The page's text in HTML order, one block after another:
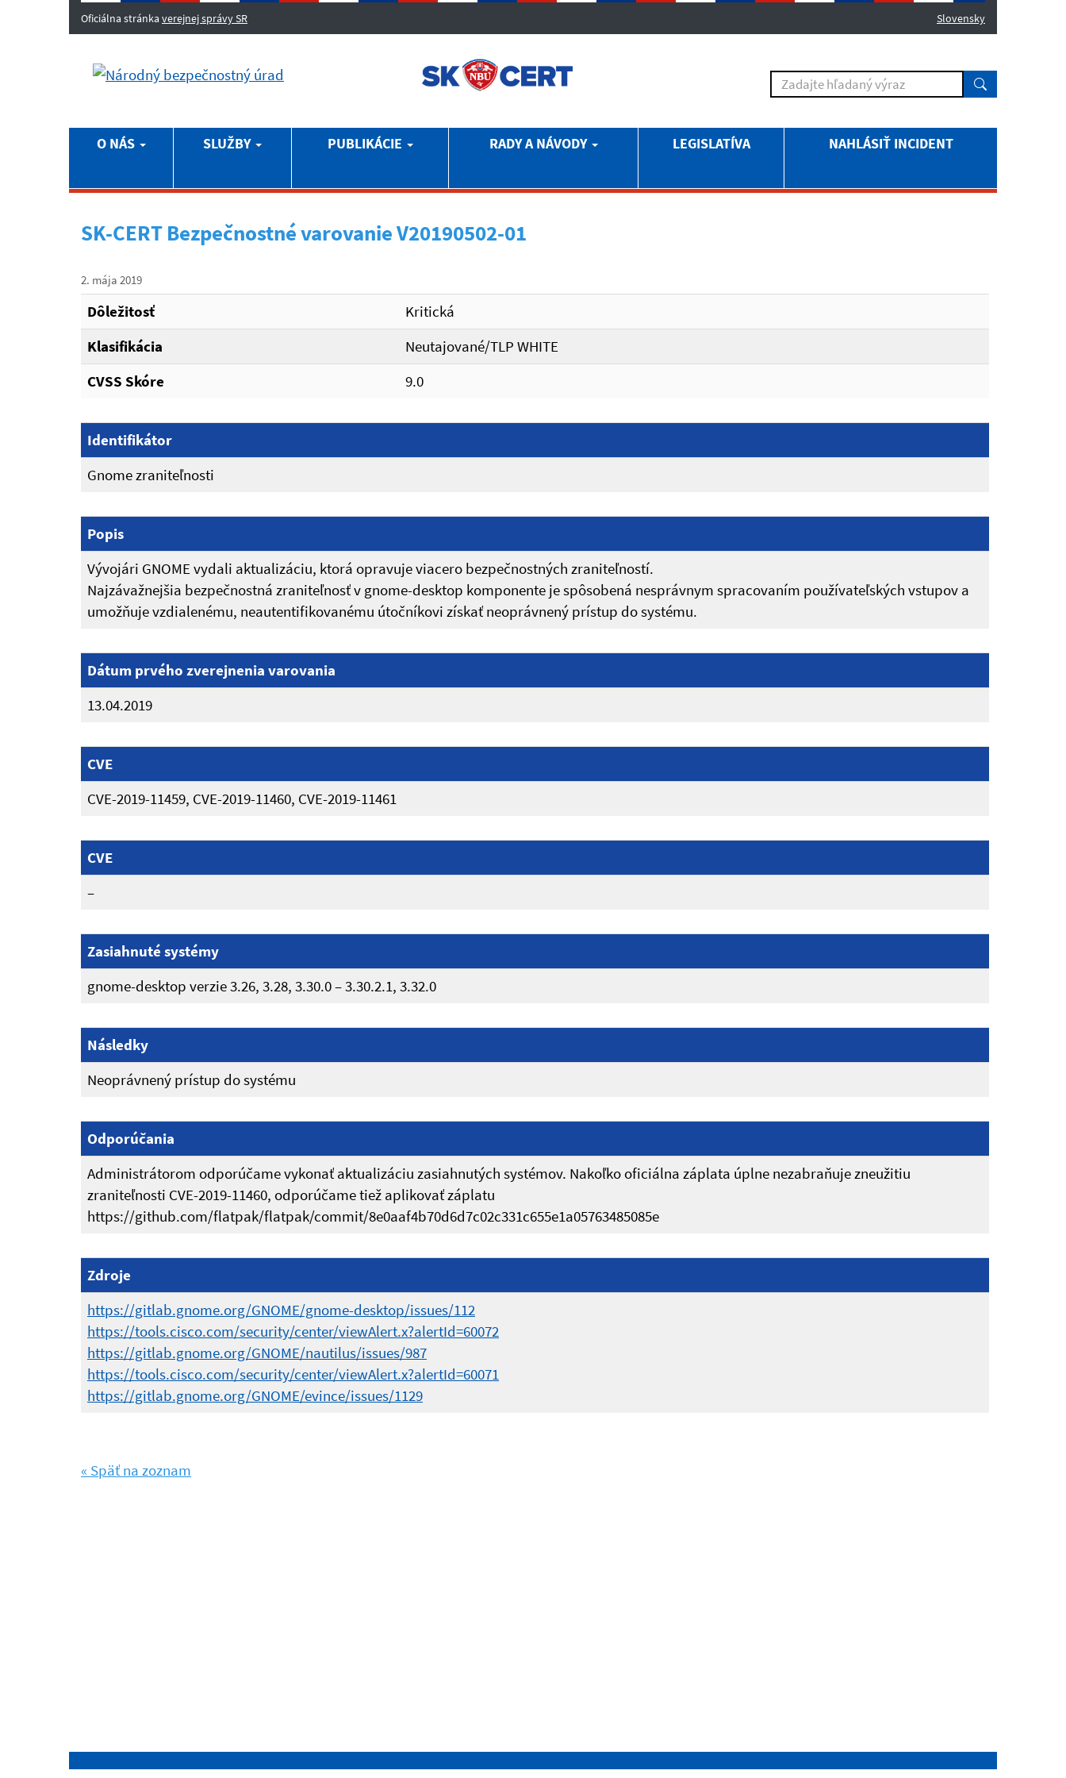
Oficiálna stránka verejnej správy SR Slovensky
O NÁS SLUŽBY PUBLIKÁCIE RADY A NÁVODY LEGISLATÍVA NAHLÁSIŤ INCIDENT
SK-CERT Bezpečnostné varovanie V20190502-01
2. mája 2019
Dôležitosť
Kritická
Klasifikácia
Neutajované/TLP WHITE
CVSS Skóre
9.0
Identifikátor
Gnome zraniteľnosti
Popis
Vývojári GNOME vydali aktualizáciu, ktorá opravuje viacero bezpečnostných zraniteľností.
Najzávažnejšia bezpečnostná zraniteľnosť v gnome-desktop komponente je spôsobená nesprávnym spracovaním používateľských vstupov a
umožňuje vzdialenému, neautentifikovanému útočníkovi získať neoprávnený prístup do systému.
Dátum prvého zverejnenia varovania
13.04.2019
CVE
CVE-2019-11459, CVE-2019-11460, CVE-2019-11461
CVE
–
Zasiahnuté systémy
gnome-desktop verzie 3.26, 3.28, 3.30.0 – 3.30.2.1, 3.32.0
Následky
Neoprávnený prístup do systému
Odporúčania
Administrátorom odporúčame vykonať aktualizáciu zasiahnutých systémov. Nakoľko oficiálna záplata úplne nezabraňuje zneužitiu
zraniteľnosti CVE-2019-11460, odporúčame tiež aplikovať záplatu
https://github.com/flatpak/flatpak/commit/8e0aaf4b70d6d7c02c331c655e1a05763485085e
Zdroje
https://gitlab.gnome.org/GNOME/gnome-desktop/issues/112
https://tools.cisco.com/security/center/viewAlert.x?alertId=60072
https://gitlab.gnome.org/GNOME/nautilus/issues/987
https://tools.cisco.com/security/center/viewAlert.x?alertId=60071
https://gitlab.gnome.org/GNOME/evince/issues/1129
« Späť na zoznam